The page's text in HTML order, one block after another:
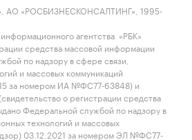
перспективе и в
Меняются ли позиции
времени?
насыщен и какой у региона
сравнить его с
доходами, со схожей
мебель и с соседними
«РОСБИЗНЕСКОНСАЛТИНГ», 1995-
агентства «РБК»
средства массовой информации
по надзору в сфере связи,
и массовых коммуникаций
за номером ИА №ФС77-63848) и
о регистрации средства
Федеральной службой по надзору в
технологий и массовых
03.12.2021 за номером ЭЛ №ФС77-